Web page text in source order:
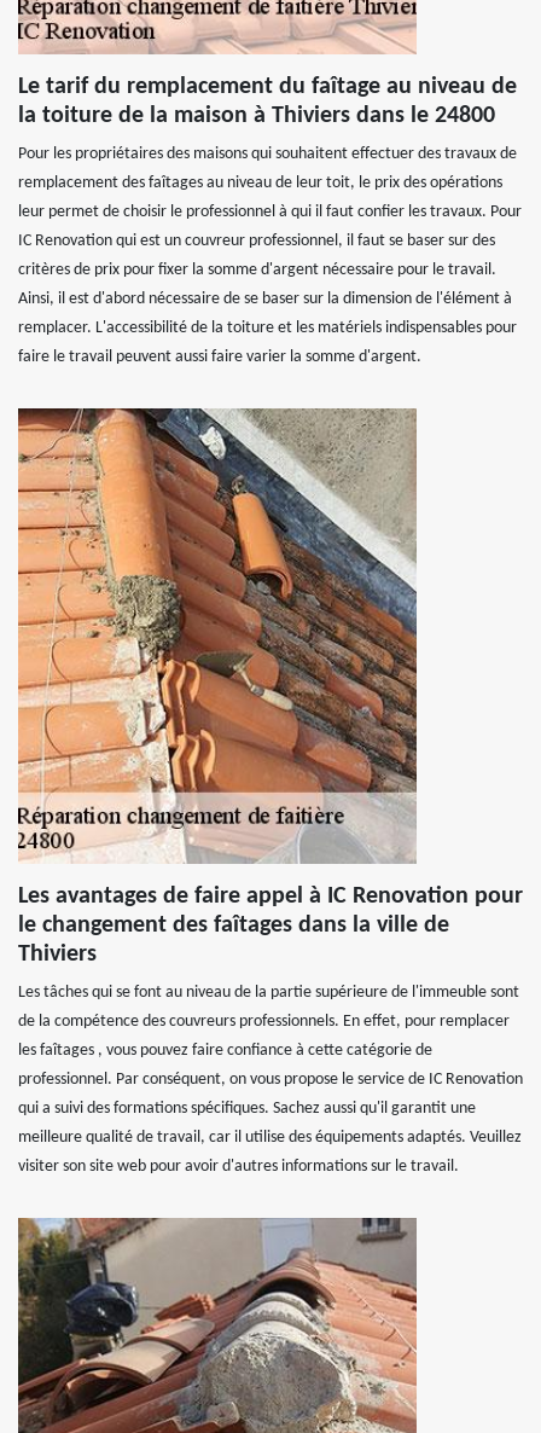
Le tarif du remplacement du faîtage au niveau de
la toiture de la maison à Thiviers dans le 24800
Pour les propriétaires des maisons qui souhaitent effectuer des travaux de
remplacement des faîtages au niveau de leur toit, le prix des opérations
leur permet de choisir le professionnel à qui il faut confier les travaux. Pour
IC Renovation qui est un couvreur professionnel, il faut se baser sur des
critères de prix pour fixer la somme d'argent nécessaire pour le travail.
Ainsi, il est d'abord nécessaire de se baser sur la dimension de l'élément à
remplacer. L'accessibilité de la toiture et les matériels indispensables pour
faire le travail peuvent aussi faire varier la somme d'argent.
Les avantages de faire appel à IC Renovation pour
le changement des faîtages dans la ville de
Thiviers
Les tâches qui se font au niveau de la partie supérieure de l'immeuble sont
de la compétence des couvreurs professionnels. En effet, pour remplacer
les faîtages , vous pouvez faire confiance à cette catégorie de
professionnel. Par conséquent, on vous propose le service de IC Renovation
qui a suivi des formations spécifiques. Sachez aussi qu'il garantit une
meilleure qualité de travail, car il utilise des équipements adaptés. Veuillez
visiter son site web pour avoir d'autres informations sur le travail.